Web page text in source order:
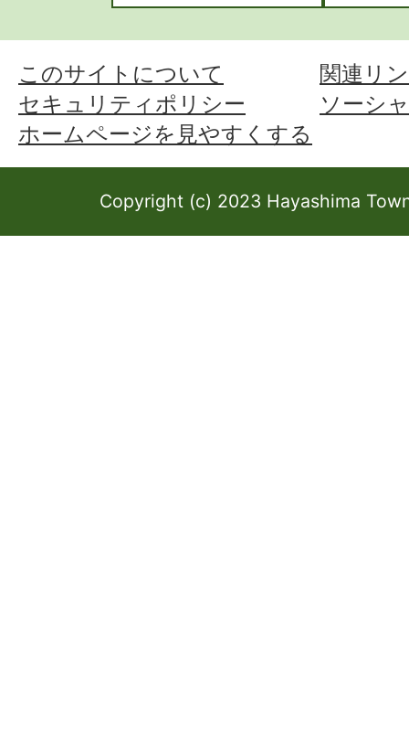
このサイトについて
関連リ
セキュリティポリシー
ソーシ
ホームページを見やすくする
Copyright (c) 2023 Hayashima